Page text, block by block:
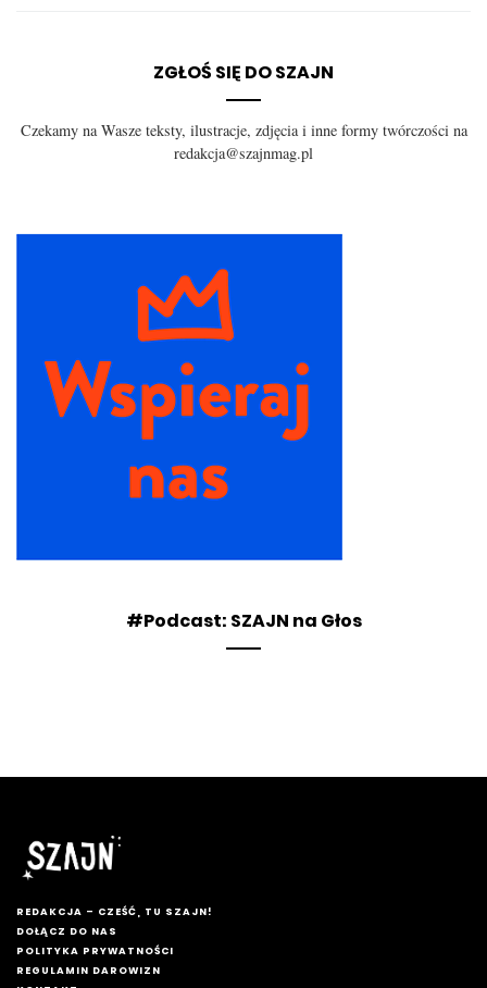
ZGŁOŚ SIĘ DO SZAJN
Czekamy na Wasze teksty, ilustracje, zdjęcia i inne formy twórczości na
redakcja@szajnmag.pl
#Podcast: SZAJN na Głos
REDAKCJA – CZEŚĆ, TU SZAJN!
DOŁĄCZ DO NAS
POLITYKA PRYWATNOŚCI
REGULAMIN DAROWIZN